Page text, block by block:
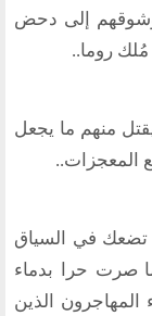
وشوقهم إلى دحض
مُلك روما..
منهم ما يجعل
المعجزات..
في السياق
صرت حرا بدماء
المهاجرون الذين